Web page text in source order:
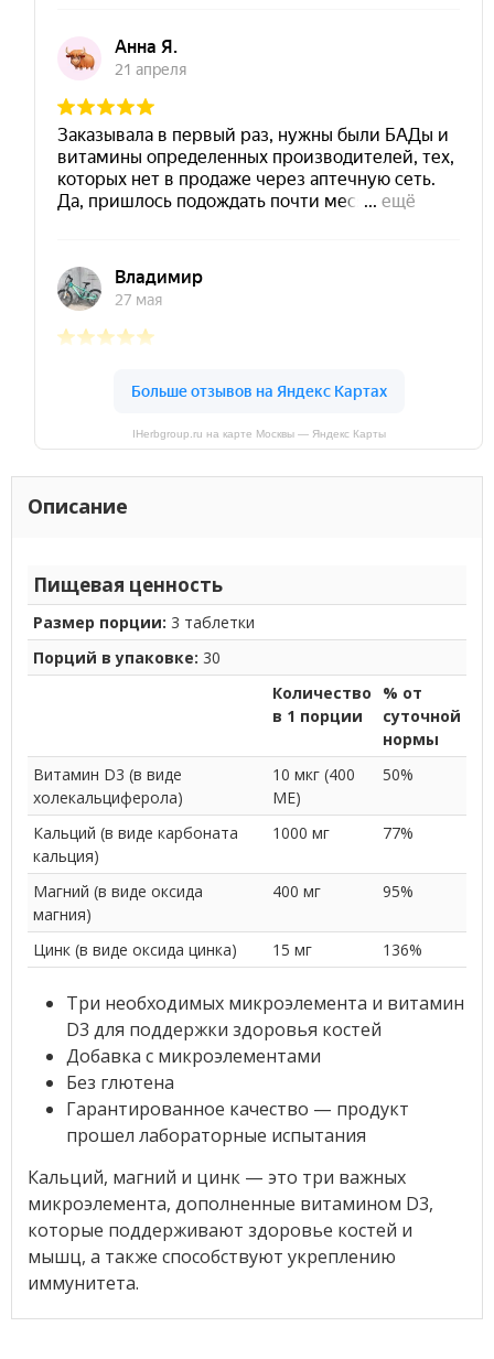
IHerbgroup.ru на карте Москвы — Яндекс Карты
Описание
Пищевая ценность
Размер порции: 3 таблетки
Порций в упаковке: 30
Количество
в 1 порции
% от
суточной
нормы
Витамин D3 (в виде
холекальциферола)
10 мкг (400
МЕ)
50%
Кальций (в виде карбоната
кальция)
1000 мг 77%
Магний (в виде оксида
магния)
400 мг 95%
Цинк (в виде оксида цинка) 15 мг 136%
Три необходимых микроэлемента и витамин
D3 для поддержки здоровья костей
Добавка с микроэлементами
Без глютена
Гарантированное качество — продукт
прошел лабораторные испытания
Кальций, магний и цинк — это три важных
микроэлемента, дополненные витамином D3,
которые поддерживают здоровье костей и
мышц, а также способствуют укреплению
иммунитета.